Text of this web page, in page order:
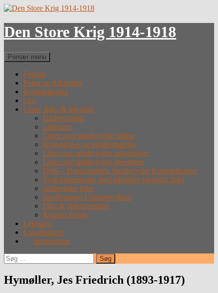
Hop
indhold
Den Store Krig 1914-1918
Søg
Primær menu
Forside
Fotos og Arkivalier
Krigsdeltagere
Om
Lister, links & litteratur
Undervisning
Litteratur
Lister over sønderjyske faldne
Krigergrave og mindesmærker
Liste over sønderjyske krigsfanger
Liste over sønderjyske desertører
DSK – Dansksindede Sønderjyske Krigsdeltagere
Tysk hjemmeside med tabslister (eksternt link)
Alfabetiske lister
Straffefanger i Sønderjylland
Film & videoforedrag
Krigens forløb
Leksikon
Lokalhistorie
Introduction
Søg
efter:
Hymøller, Jes Friedrich (1893-1917)